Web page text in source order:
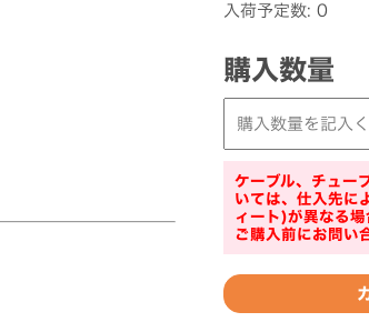
入荷予定数: 0
購入数量
ケーブル、チュー
いては、仕入先に
ィート)が異なる場
ご購入前にお問い